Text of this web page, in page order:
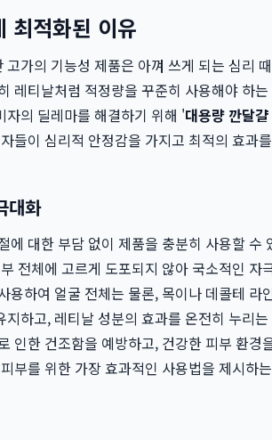
최적화된 이유
가의 기능성 제품은 아껴 쓰게 되는 심리
레티날처럼 적정량을 꾸준히 사용해야 하
자의 딜레마를 해결하기 위해 '대용량 깐달
들이 심리적 안정감을 가지고 최적의 효과
대화
에 대한 부담 없이 제품을 충분히 사용할 수
전체에 고르게 도포되지 않아 국소적인 자
하여 얼굴 전체는 물론, 목이나 데콜테 라
하고, 레티날 성분의 효과를 온전히 누리
인한 건조함을 예방하고, 건강한 피부 환경
부를 위한 가장 효과적인 사용법을 제시하